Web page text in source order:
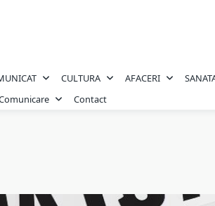
CULTURA AFACERI
Contact